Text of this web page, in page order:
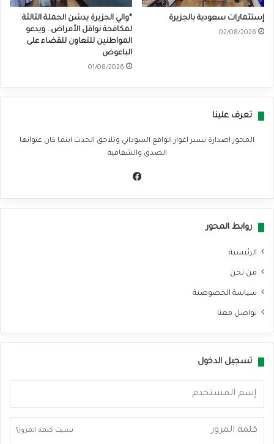
إستثمارات سعودية بالجزيرة
02/08/2026
*والي الجزيرة يدشن الحملة الثالثة
لمكافحة نواقل الأمراض.. ويدعو
المواطنين للتعاون للقضاء على
الباعوض
01/08/2026
تعرف علينا
المحور اصدارة تسبر اغوار الواقع السوداني وتلاحق الحدث اينما كان عنوانها
الصدق والشفافية
روابط المحور
الرئيسية
من نحن
سياسة الخصوصية
تواصل معنا
تسجيل الدخول
نسيت كلمة المرور؟